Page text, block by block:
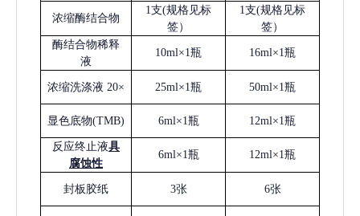
浓缩酶结合物
1支(规格见标
签）
1支(规格见标
签）
酶结合物稀释
液
10ml×1瓶 16ml×1瓶
浓缩洗涤液 20× 25ml×1瓶 50ml×1瓶
显色底物(TMB) 6ml×1瓶 12ml×1瓶
反应终止液具
腐蚀性
6ml×1瓶 12ml×1瓶
封板胶纸 3张 6张